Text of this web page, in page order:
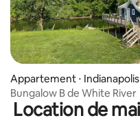
moyenne sur la base de
Appartement ⋅ Indianapolis
Bungalow B de White River
Location de